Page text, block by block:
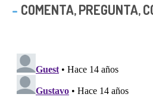
COMENTA, PREGUNTA,